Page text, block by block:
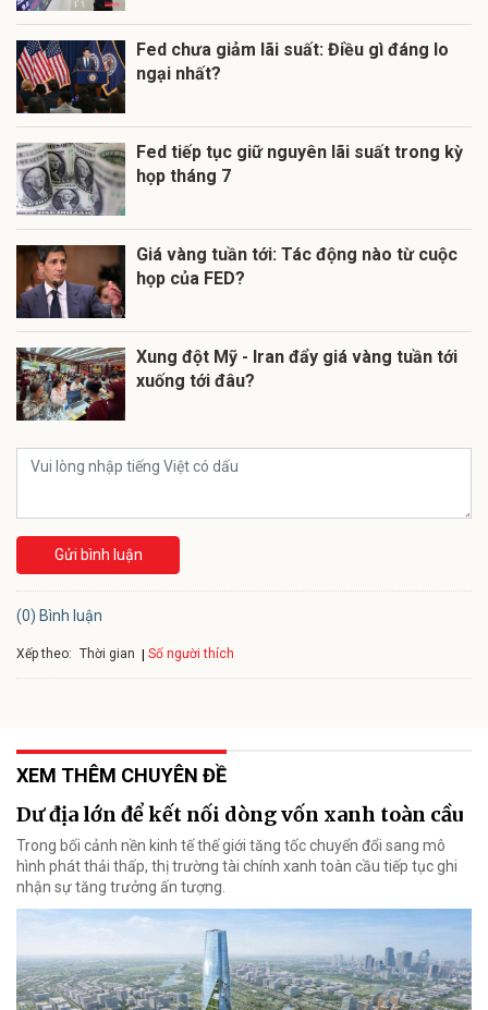
Fed chưa giảm lãi suất: Điều gì đáng lo
ngại nhất?
Fed tiếp tục giữ nguyên lãi suất trong kỳ
họp tháng 7
Giá vàng tuần tới: Tác động nào từ cuộc
họp của FED?
Xung đột Mỹ - Iran đẩy giá vàng tuần tới
xuống tới đâu?
Gửi bình luận
(0) Bình luận
Xếp theo: Thời gian Số người thích
XEM THÊM CHUYÊN ĐỀ
Dư địa lớn để kết nối dòng vốn xanh toàn cầu
Trong bối cảnh nền kinh tế thế giới tăng tốc chuyển đổi sang mô
hình phát thải thấp, thị trường tài chính xanh toàn cầu tiếp tục ghi
nhận sự tăng trưởng ấn tượng.